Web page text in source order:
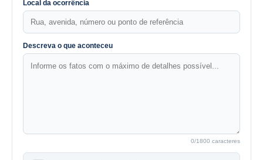
Local da ocorrência
Descreva o que aconteceu
0/1800 caracteres